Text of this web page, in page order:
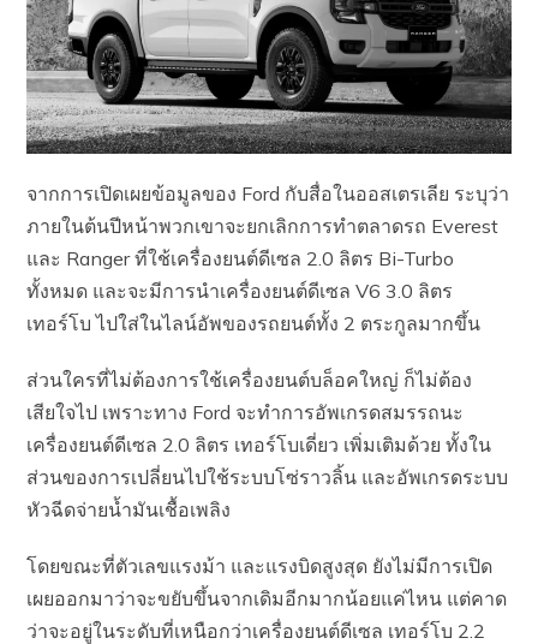
จากการเปิดเผยข้อมูลของ Ford กับสื่อในออสเตรเลีย ระบุว่า
ภายในต้นปีหน้าพวกเขาจะยกเลิกการทำตลาดรถ Everest
และ Ranger ที่ใช้เครื่องยนต์ดีเซล 2.0 ลิตร Bi-Turbo
ทั้งหมด และจะมีการนำเครื่องยนต์ดีเซล V6 3.0 ลิตร
เทอร์โบ ไปใส่ในไลน์อัพของรถยนต์ทั้ง 2 ตระกูลมากขึ้น
ส่วนใครที่ไม่ต้องการใช้เครื่องยนต์บล็อคใหญ่ ก็ไม่ต้อง
เสียใจไป เพราะทาง Ford จะทำการอัพเกรดสมรรถนะ
เครื่องยนต์ดีเซล 2.0 ลิตร เทอร์โบเดี่ยว เพิ่มเติมด้วย ทั้งใน
ส่วนของการเปลี่ยนไปใช้ระบบโซ่ราวลิ้น และอัพเกรดระบบ
หัวฉีดจ่ายน้ำมันเชื้อเพลิง
โดยขณะที่ตัวเลขแรงม้า และแรงบิดสูงสุด ยังไม่มีการเปิด
เผยออกมาว่าจะขยับขึ้นจากเดิมอีกมากน้อยแค่ไหน แต่คาด
ว่าจะอยู่ในระดับที่เหนือกว่าเครื่องยนต์ดีเซล เทอร์โบ 2.2